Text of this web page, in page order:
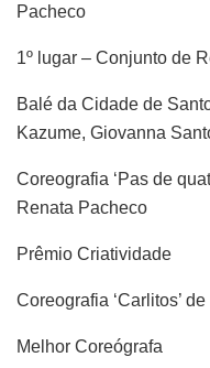
Pacheco
1º lugar – Conjunto de
Balé da Cidade de
Kazume, Giovanna
Coreografia ‘Pas de
Renata Pacheco
Prêmio Criatividade
Coreografia ‘Carlitos’
Melhor Coreógrafa